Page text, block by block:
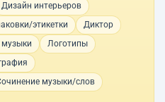
Дизайн интерьеров
этикетки
Диктор
музыки
Логотипы
музыки/слов